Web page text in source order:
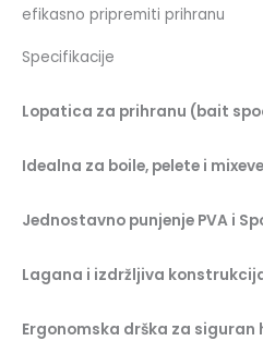
efikasno pripremiti prihranu
Specifikacije
Lopatica za prihranu (bait
Idealna za boile, pelete i mixeve
Jednostavno punjenje PVA i
Lagana i izdržljiva
Ergonomska drška za siguran